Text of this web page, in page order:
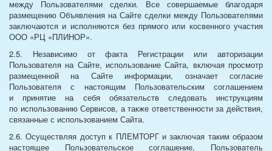
между Пользователями сделки. Все совершаемые благодаря
размещению Объявления на Сайте сделки между Пользователями
заключаются и исполняются без прямого или косвенного участия
ООО «РЦ «ПЛИНОР».
2.5. Независимо от факта Регистрации или авторизации
Пользователя на Сайте, использование Сайта, включая просмотр
размещенной на Сайте информации, означает согласие
Пользователя с настоящим Пользовательским соглашением
и принятие на себя обязательств следовать инструкциям
по использованию Сервисов, а также ответственности за действия,
связанные с использованием Сайта.
2.6. Осуществляя доступ к ПЛЕМТОРГ и заключая таким образом
настоящее Пользовательское соглашение, Пользователь